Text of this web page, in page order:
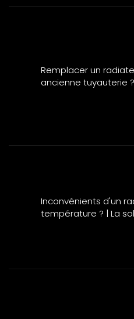
Remplacer un
ancienne tuyauterie ?
Inconvénients d'un
température ? | La